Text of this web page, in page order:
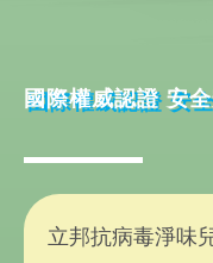
國際權威認證 安
立邦抗病毒淨味